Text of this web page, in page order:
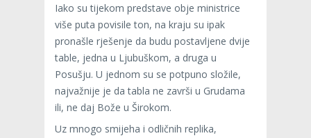
Iako su tijekom predstave obje ministrice
više puta povisile ton, na kraju su ipak
pronašle rješenje da budu postavljene dvije
table, jedna u Ljubuškom, a druga u
Posušju. U jednom su se potpuno složile,
najvažnije je da tabla ne završi u Grudama
ili, ne daj Bože u Širokom.
Uz mnogo smijeha i odličnih replika,